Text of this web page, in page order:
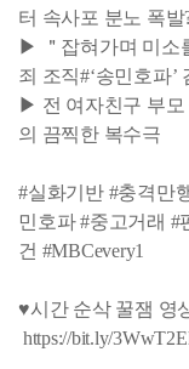
터 속사포 분노 폭발
▶ ＂잡혀가며 미소
죄 조직#‘송민호파’
▶ 전 여자친구 부모
의 끔찍한 복수극
#실화기반 #충격만
민호파 #중고거래 #
건 #MBCevery1
♥시간 순삭 꿀잼 영
https://bit.ly/